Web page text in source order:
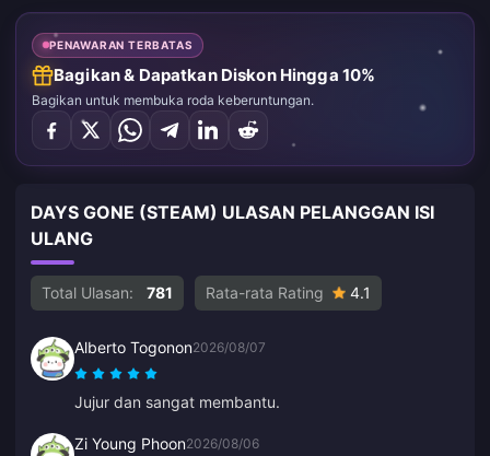
PENAWARAN TERBATAS
Bagikan & Dapatkan Diskon Hingga 10%
Bagikan untuk membuka roda keberuntungan.
DAYS GONE (STEAM) ULASAN PELANGGAN ISI
ULANG
Total Ulasan: 781 Rata-rata Rating 4.1
Alberto Togonon2026/08/07
Jujur dan sangat membantu.
Zi Young Phoon2026/08/06